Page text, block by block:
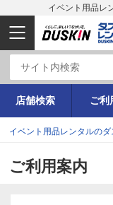
イベント用品レ
店舗検索 ご利
イベント用品レンタルの
ご利用案内